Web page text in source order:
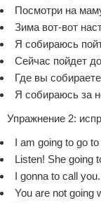
Посмотри на
Зима вот-вот
Я собираюсь
Сейчас пойдет
Где вы
Я собираюсь за
Упражнение 2:
I am going to go
Listen! She going
I gonna to call you.
You are not going